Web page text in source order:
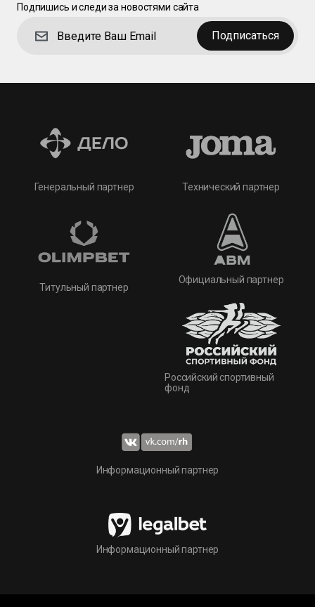
Подпишись и следи за новостями сайта
Подписаться
Генеральный партнер
Титульный партнер
Технический партнер
Официальный партнер
Российский спортивный
фонд
Информационный партнер
Информационный партнер